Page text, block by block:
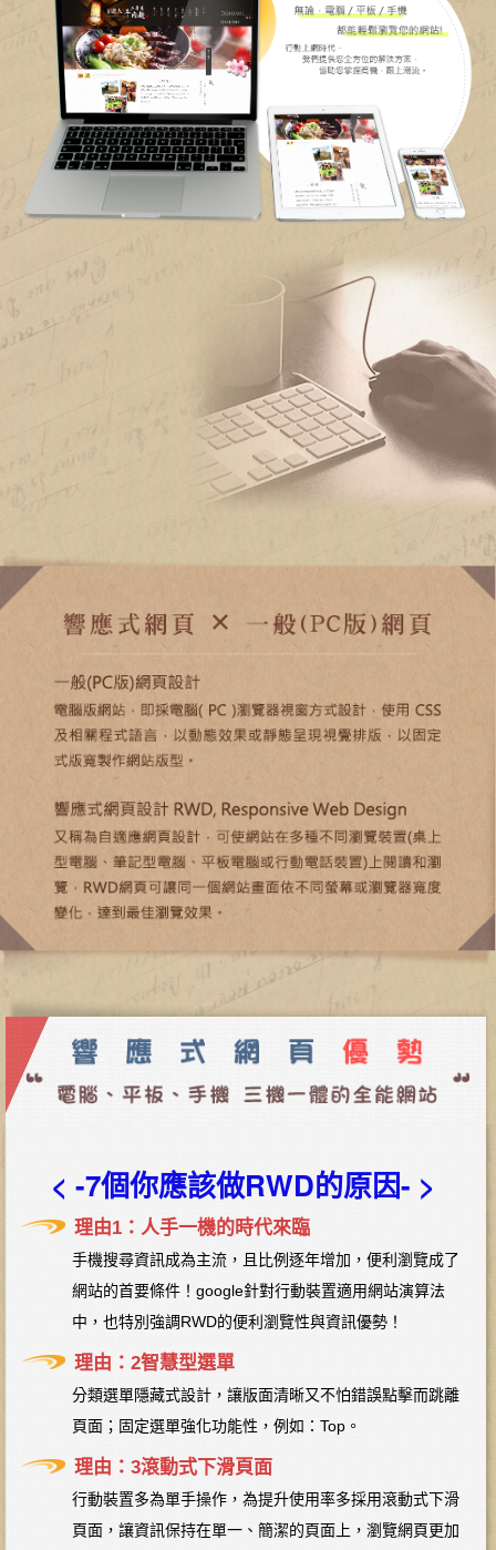
< -7個你應該做RWD的原因- >
理由1：人手一機的時代來臨
手機搜尋資訊成為主流，且比例逐年增加，便利瀏覽成了
網站的首要條件！google針對行動裝置適用網站演算法
中，也特別強調RWD的便利瀏覽性與資訊優勢！
理由：2智慧型選單
分類選單隱藏式設計，讓版面清晰又不怕錯誤點擊而跳離
頁面；固定選單強化功能性，例如：Top。
理由：3滾動式下滑頁面
行動裝置多為單手操作，為提升使用率多採用滾動式下滑
頁面，讓資訊保持在單一、簡潔的頁面上，瀏覽網頁更加